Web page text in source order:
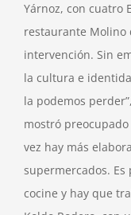
Yárnoz, con cuatro
restaurante Molino
intervención. Sin
la cultura e
la podemos
mostró
vez hay más
supermercados.
cocine y hay que